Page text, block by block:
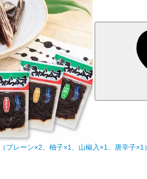
プレーン×2、柚子×1、山椒入×1、唐辛子